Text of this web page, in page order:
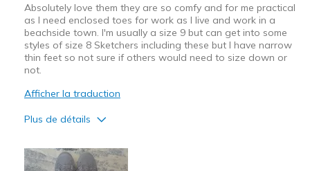
Absolutely love them they are so comfy and for me practical
as I need enclosed toes for work as I live and work in a
beachside town. I'm usually a size 9 but can get into some
styles of size 8 Sketchers including these but I have narrow
thin feet so not sure if others would need to size down or
not.
Afficher la traduction
Plus de détails
Attractive Design